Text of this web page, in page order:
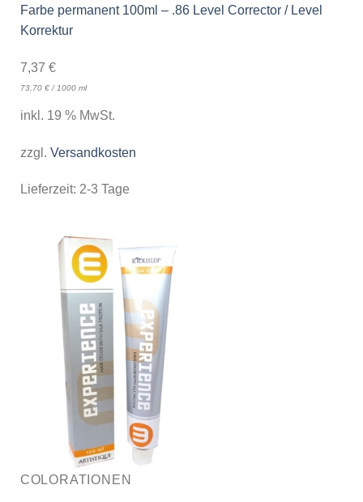
Farbe permanent 100ml – .86 Level Corrector / Level
Korrektur
7,37 €
73,70 €/ 1000 ml
inkl. 19 % MwSt.
zzgl. Versandkosten
Lieferzeit: 2-3 Tage
COLORATIONEN